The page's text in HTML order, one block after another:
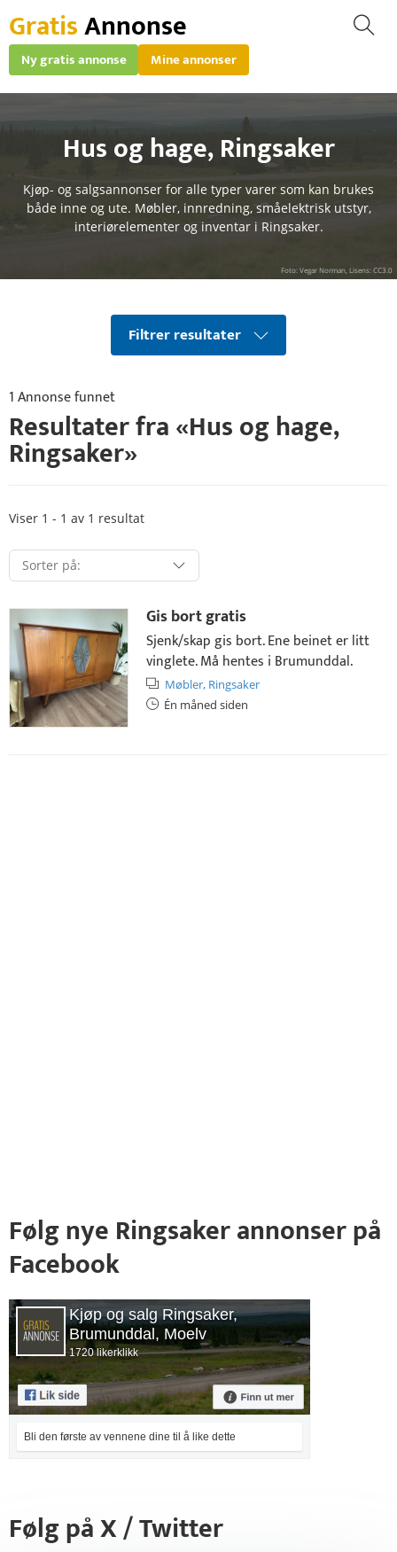
GratisAnnonse
Ny gratis annonse Mine annonser
Hus og hage,Ringsaker
Kjøp- og salgsannonser for alle typer varer som kan brukes
både inne og ute. Møbler, innredning, småelektrisk utstyr,
interiørelementer og inventar i Ringsaker.
Foto: Vegar Norman, Lisens: CC3.0
Filtrer resultater
1 Annonse funnet
Resultater fra «Hus og hage,
Ringsaker»
Viser 1 - 1 av 1 resultat
Gis bort gratis
Sjenk/skap gis bort. Ene beinet er litt
vinglete. Må hentes i Brumunddal.
Møbler, Ringsaker
Én måned siden
Følg nye Ringsaker annonser på
Facebook
Kjøp og salg Ringsaker,
Brumunddal, Moelv
1720 likerklikk
Bli den første av vennene dine til å like dette
Følg på X / Twitter